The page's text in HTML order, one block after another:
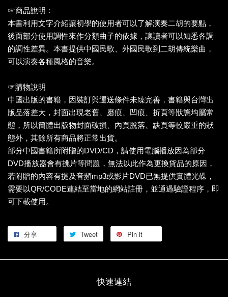
☞商品說明：
本書利用文字介紹讓初學的使用者可以了解演奏二胡的要點，
後面部分使用調性來作分類曲子的依據，讓讀者可以知悉各調
的調性差異。本書提供中國民歌、外國民歌到二胡傳統樂曲，
可以演奏各種風格的音樂。
☞購物說明
中國出版的書籍，因裝訂與運送條件未臻完善，書籍與台灣出
版品落差大，封面出現老舊、磨痕、凹痕、折頁等狀態均屬常
態，所以簡體出版物封面破損、內頁脫落、缺頁等較嚴重的狀
態外，其餘所有商品將正常出貨。
部分中國書籍所附贈的DVD/CD，請使用電腦播放因為部分
DVD播放器會有挑片等問題，無法以此作為更換貨品的原因，
若附贈的內容有提及音頻mp3或影片DVD已無提供實體光碟，
需要以QR/CODE連結至當地的網站註冊，並通過驗證程序，即
可下載使用。
分享 Tweet Pin it
快速連結